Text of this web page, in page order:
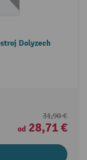
Dolyzech
31,90 €
od 28,71 €